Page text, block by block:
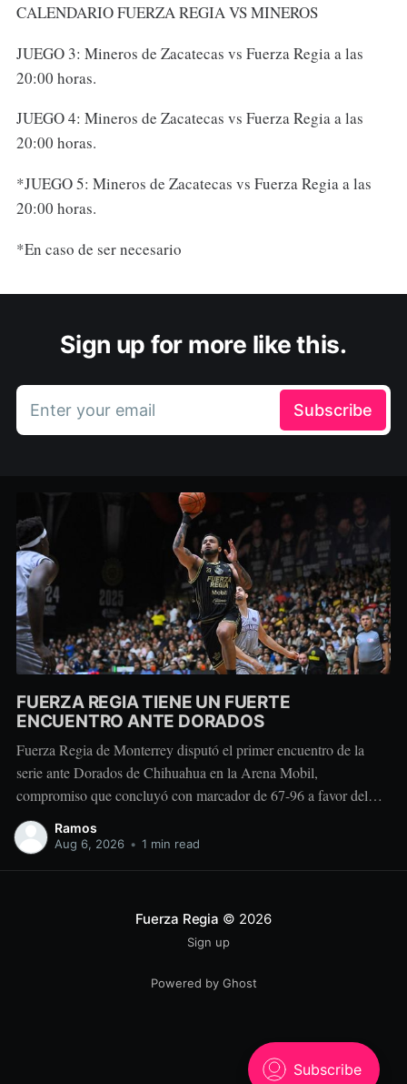
CALENDARIO FUERZA REGIA VS MINEROS
JUEGO 3: Mineros de Zacatecas vs Fuerza Regia a las
20:00 horas.
JUEGO 4: Mineros de Zacatecas vs Fuerza Regia a las
20:00 horas.
*JUEGO 5: Mineros de Zacatecas vs Fuerza Regia a las
20:00 horas.
*En caso de ser necesario
Sign up for more like this.
Enter your email Subscribe
FUERZA REGIA TIENE UN FUERTE
ENCUENTRO ANTE DORADOS
Fuerza Regia de Monterrey disputó el primer encuentro de la
serie ante Dorados de Chihuahua en la Arena Mobil,
compromiso que concluyó con marcador de 67-96 a favor del
conjunto visitante. Dorados tomó ventaja durante la primera
mitad con parciales de 28-15 y 26-13. Después del descanso, el
Ramos
Aug 6, 2026 • 1 min read
Fuerza Regia © 2026
Sign up
Powered by Ghost